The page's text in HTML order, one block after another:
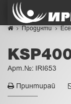
Продукти
Арт.№: IRI653
Принтирай